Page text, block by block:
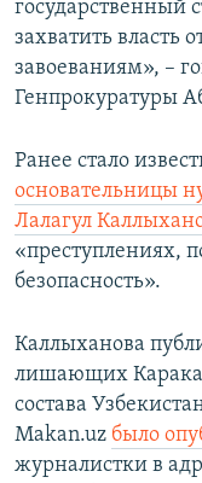
государственный
захватить власть
завоеваниям», –
Генпрокуратуры
Ранее стало
основательницы
Лалагул
«преступлениях,
безопасность».
Каллыханова
лишающих
состава
Makan.uz было
журналистки в